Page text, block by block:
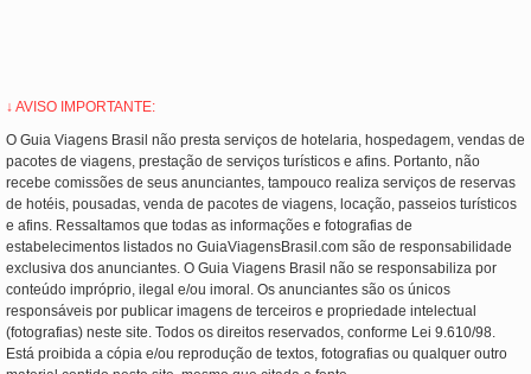
↓ AVISO IMPORTANTE:
O Guia Viagens Brasil não presta serviços de hotelaria, hospedagem, vendas de
pacotes de viagens, prestação de serviços turísticos e afins. Portanto, não
recebe comissões de seus anunciantes, tampouco realiza serviços de reservas
de hotéis, pousadas, venda de pacotes de viagens, locação, passeios turísticos
e afins. Ressaltamos que todas as informações e fotografias de
estabelecimentos listados no GuiaViagensBrasil.com são de responsabilidade
exclusiva dos anunciantes. O Guia Viagens Brasil não se responsabiliza por
conteúdo impróprio, ilegal e/ou imoral. Os anunciantes são os únicos
responsáveis por publicar imagens de terceiros e propriedade intelectual
(fotografias) neste site. Todos os direitos reservados, conforme Lei 9.610/98.
Está proibida a cópia e/ou reprodução de textos, fotografias ou qualquer outro